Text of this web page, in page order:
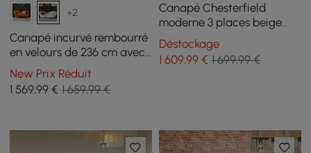
+2
Canapé incurvé rembourré
en velours de 236 cm avec
pieds dorés
New Prix Réduit
1 569,99 € 1 659,99 €
Canapé Chesterfield
moderne 3 places beige
2320 mm avec boutons et
dossier capitonné
Déstockage
1 609,99€ 1 699,99 €